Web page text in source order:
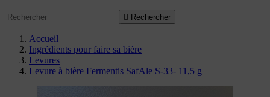
 Rechercher
Accueil
Ingrédients pour faire sa bière
Levures
Levure à bière Fermentis SafAle S-33- 11,5 g